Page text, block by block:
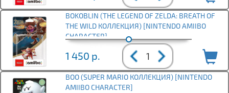
BOKOBLIN (THE LEGEND OF ZELDA: BREATH OF
THE WILD КОЛЛЕКЦИЯ) [NINTENDO AMIIBO
CHARACTER]
1 450 р.
BOO (SUPER MARIO КОЛЛЕКЦИЯ) [NINTENDO
AMIIBO CHARACTER]